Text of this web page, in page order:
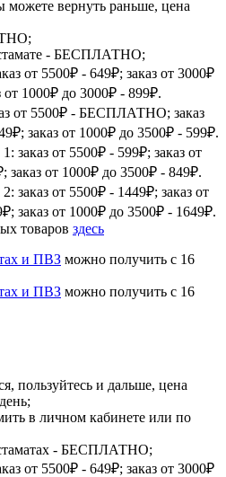
можете вернуть раньше, цена
- БЕСПЛАТНО;
от 5500₽ - 649₽; заказ от 3000₽
от 1000₽ до 3000₽ - 899₽.
от 5500₽ - БЕСПЛАТНО; заказ
заказ от 1000₽ до 3500₽ - 599₽.
заказ от 5500₽ - 599₽; заказ от
заказ от 1000₽ до 3500₽ - 849₽.
заказ от 5500₽ - 1449₽; заказ от
заказ от 1000₽ до 3500₽ - 1649₽.
товаров здесь
и ПВЗ можно получить с 16
и ПВЗ можно получить с 16
пользуйтесь и дальше, цена
в личном кабинете или по
- БЕСПЛАТНО;
от 5500₽ - 649₽; заказ от 3000₽